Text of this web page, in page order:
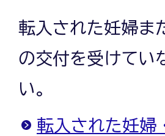
転入された妊婦ま
の交付を受けてい
い。
転入された妊婦